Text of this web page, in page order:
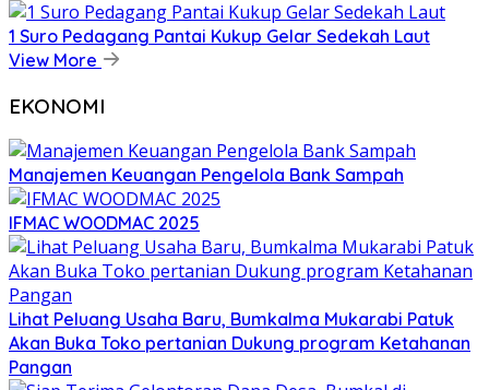
1 Suro Pedagang Pantai Kukup Gelar Sedekah Laut
View More
EKONOMI
Manajemen Keuangan Pengelola Bank Sampah
IFMAC WOODMAC 2025
Lihat Peluang Usaha Baru, Bumkalma Mukarabi Patuk
Akan Buka Toko pertanian Dukung program Ketahanan
Pangan